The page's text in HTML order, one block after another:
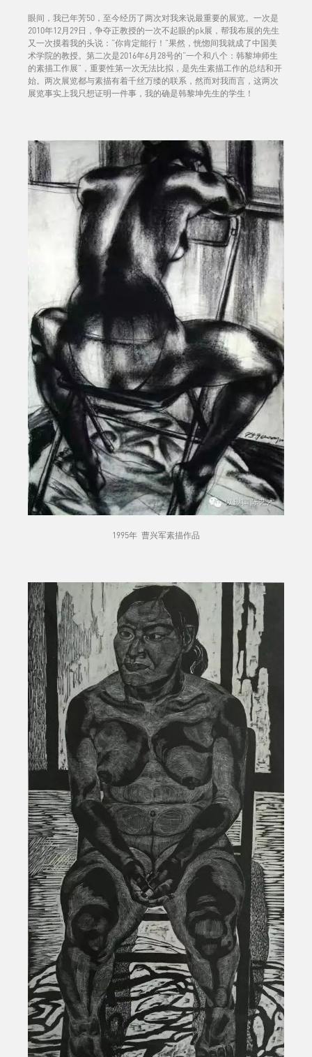
眼间，我已年芳50，至今经历了两次对我来说最重要的展览。一次是
2010年12月29日，争夺正教授的一次不起眼的pk展，帮我布展的先生
又一次摸着我的头说：“你肯定能行！”果然，恍惚间我就成了中国美
术学院的教授。第二次是2016年6月28号的“一个和八个：韩黎坤师生
的素描工作展”，重要性第一次无法比拟，是先生素描工作的总结和开
始。两次展览都与素描有着千丝万缕的联系，然而对我而言，这两次
展览事实上我只想证明一件事，我的确是韩黎坤先生的学生！
1995年 曹兴军素描作品